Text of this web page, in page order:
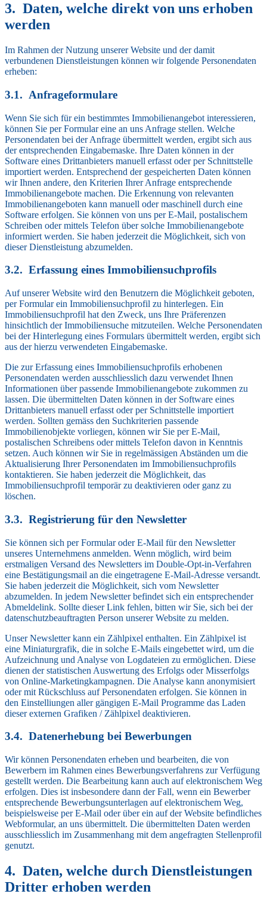
Daten, welche direkt von uns erhoben
werden
Im Rahmen der Nutzung unserer Website und der damit
verbundenen Dienstleistungen können wir folgende Personendaten
erheben:
Anfrageformulare
Wenn Sie sich für ein bestimmtes Immobilienangebot interessieren,
können Sie per Formular eine an uns Anfrage stellen. Welche
Personendaten bei der Anfrage übermittelt werden, ergibt sich aus
der entsprechenden Eingabemaske. Ihre Daten können in der
Software eines Drittanbieters manuell erfasst oder per Schnittstelle
importiert werden. Entsprechend der gespeicherten Daten können
wir Ihnen andere, den Kriterien Ihrer Anfrage entsprechende
Immobilienangebote machen. Die Erkennung von relevanten
Immobilienangeboten kann manuell oder maschinell durch eine
Software erfolgen. Sie können von uns per E-Mail, postalischem
Schreiben oder mittels Telefon über solche Immobilienangebote
informiert werden. Sie haben jederzeit die Möglichkeit, sich von
dieser Dienstleistung abzumelden.
Erfassung eines Immobiliensuchprofils
Auf unserer Website wird den Benutzern die Möglichkeit geboten,
per Formular ein Immobiliensuchprofil zu hinterlegen. Ein
Immobiliensuchprofil hat den Zweck, uns Ihre Präferenzen
hinsichtlich der Immobiliensuche mitzuteilen. Welche Personendaten
bei der Hinterlegung eines Formulars übermittelt werden, ergibt sich
aus der hierzu verwendeten Eingabemaske.
Die zur Erfassung eines Immobiliensuchprofils erhobenen
Personendaten werden ausschliesslich dazu verwendet Ihnen
Informationen über passende Immobilienangebote zukommen zu
lassen. Die übermittelten Daten können in der Software eines
Drittanbieters manuell erfasst oder per Schnittstelle importiert
werden. Sollten gemäss den Suchkriterien passende
Immobilienobjekte vorliegen, können wir Sie per E-Mail,
postalischen Schreibens oder mittels Telefon davon in Kenntnis
setzen. Auch können wir Sie in regelmässigen Abständen um die
Aktualisierung Ihrer Personendaten im Immobiliensuchprofils
kontaktieren. Sie haben jederzeit die Möglichkeit, das
Immobiliensuchprofil temporär zu deaktivieren oder ganz zu
löschen.
Registrierung für den Newsletter
Sie können sich per Formular oder E-Mail für den Newsletter
unseres Unternehmens anmelden. Wenn möglich, wird beim
erstmaligen Versand des Newsletters im Double-Opt-in-Verfahren
eine Bestätigungsmail an die eingetragene E-Mail-Adresse versandt.
Sie haben jederzeit die Möglichkeit, sich vom Newsletter
abzumelden. In jedem Newsletter befindet sich ein entsprechender
Abmeldelink. Sollte dieser Link fehlen, bitten wir Sie, sich bei der
datenschutzbeauftragten Person unserer Website zu melden.
Unser Newsletter kann ein Zählpixel enthalten. Ein Zählpixel ist
eine Miniaturgrafik, die in solche E-Mails eingebettet wird, um die
Aufzeichnung und Analyse von Logdateien zu ermöglichen. Diese
dienen der statistischen Auswertung des Erfolgs oder Misserfolgs
von Online-Marketingkampagnen. Die Analyse kann anonymisiert
oder mit Rückschluss auf Personendaten erfolgen. Sie können in
den Einstelliungen aller gängigen E-Mail Programme das Laden
dieser externen Grafiken / Zählpixel deaktivieren.
Datenerhebung bei Bewerbungen
Wir können Personendaten erheben und bearbeiten, die von
Bewerbern im Rahmen eines Bewerbungsverfahrens zur Verfügung
gestellt werden. Die Bearbeitung kann auch auf elektronischem Weg
erfolgen. Dies ist insbesondere dann der Fall, wenn ein Bewerber
entsprechende Bewerbungsunterlagen auf elektronischem Weg,
beispielsweise per E-Mail oder über ein auf der Website befindliches
Webformular, an uns übermittelt. Die übermittelten Daten werden
ausschliesslich im Zusammenhang mit dem angefragten Stellenprofil
genutzt.
Daten, welche durch Dienstleistungen
Dritter erhoben werden